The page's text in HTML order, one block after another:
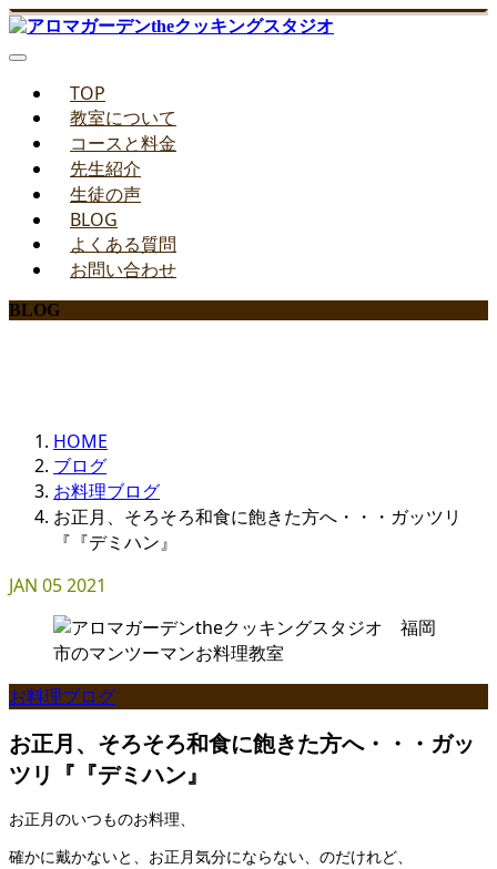
TOP
教室について
コースと料金
先生紹介
生徒の声
BLOG
よくある質問
お問い合わせ
BLOG
HOME
ブログ
お料理ブログ
お正月、そろそろ和食に飽きた方へ・・・ガッツリ
『『デミハン』
JAN 052021
お料理ブログ
お正月、そろそろ和食に飽きた方へ・・・ガッ
ツリ『『デミハン』
お正月のいつものお料理、
確かに戴かないと、お正月気分にならない、のだけれど、